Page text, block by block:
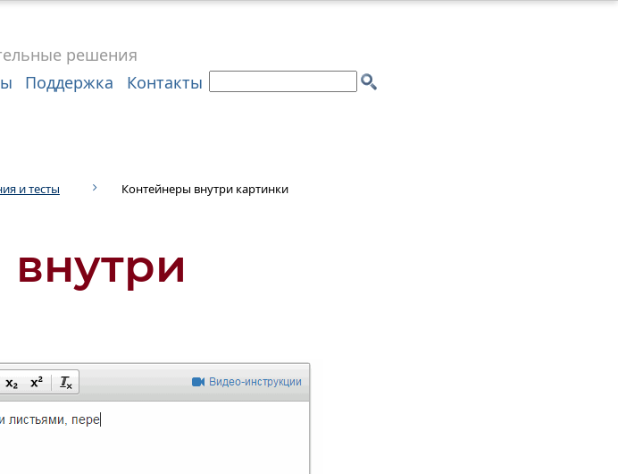
решения
Поддержка Контакты
и тесты Контейнеры внутри картинки